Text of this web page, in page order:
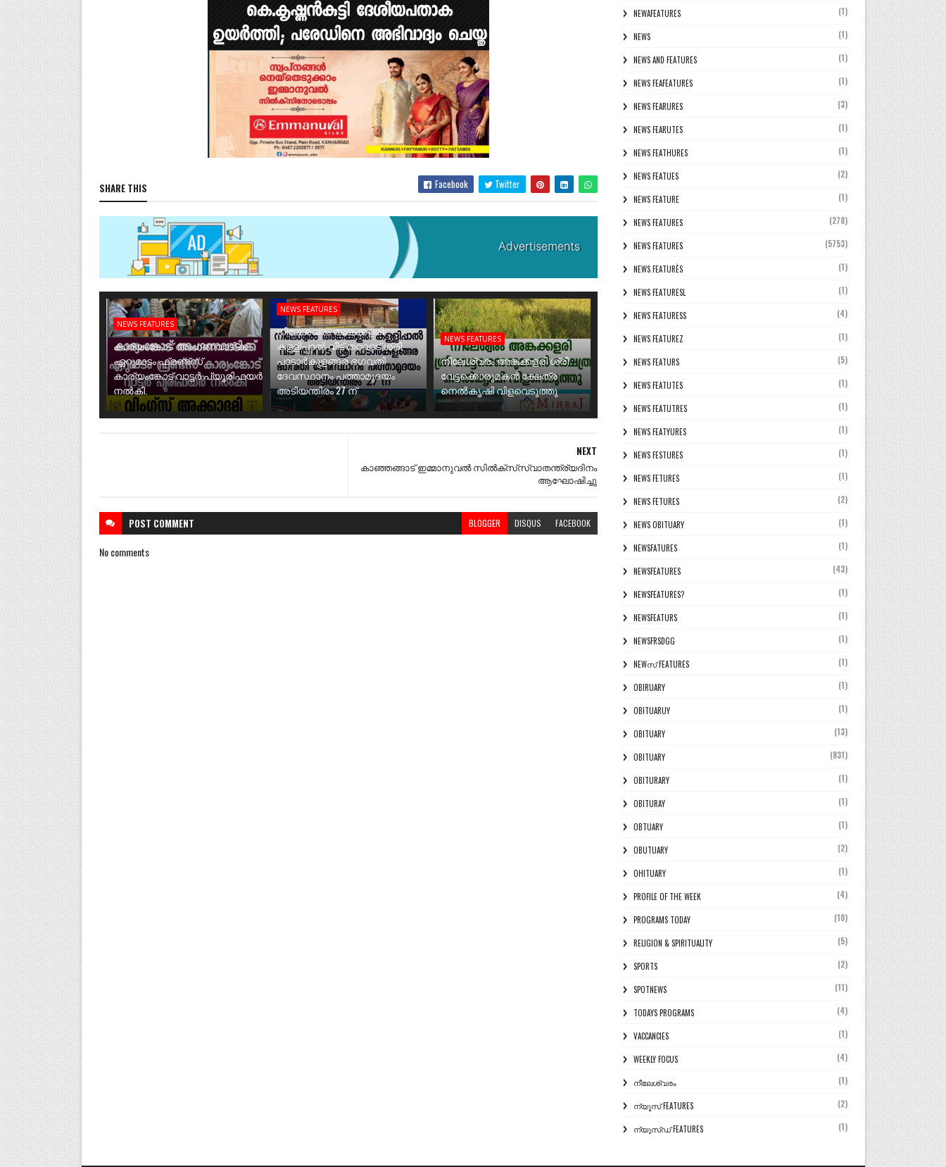
SHARE THIS Facebook Twitter
NEWS FEATURES
കാര്യംങ്കോട് അംഗണവാടിക്ക്
ഏറുമാടം ഫ്രണ്ട്സ്
കാര്യംങ്കോട് വാട്ടർ പ്യൂരിഫയർ
നൽകി.
NEWS FEATURES
നീലേശ്വരം അങ്കക്കളരി
കള്ളിപ്പാൽ വീട് തറവാട് ശ്രീ
പാടാർകുളങ്ങര ഭഗവതി
ദേവസ്ഥാനം പത്താമുദയം
അടിയന്തിരം 27 ന്
NEWS FEATURES
നീലേശ്വരം അങ്കക്കളരി ശ്രീ
വേട്ടക്കൊരുമകൻ ക്ഷേത്ര
നെൽകൃഷി വിളവെടുത്തു
NEXT
കാഞ്ഞങ്ങാട്‌ ഇമ്മാനുവല്‍ സില്‍ക്‌സ്‌സ്വാതന്ത്ര്യദിനം
ആഘോഷിച്ചു
POST COMMENT BLOGGER DISQUS FACEBOOK
No comments
NEWAFEATURES (1)
NEWS (1)
NEWS AND FEATURES (1)
NEWS FEAFEATURES (1)
NEWS FEARURES (3)
NEWS FEARUTES (1)
NEWS FEATHURES (1)
NEWS FEATUES (2)
NEWS FEATURE (1)
NEWS FEATURES (278)
NEWS FEATURES (5753)
NEWS FEATURÈS (1)
NEWS FEATURESL (1)
NEWS FEATURESS (4)
NEWS FEATUREZ (1)
NEWS FEATURS (5)
NEWS FEATUTES (1)
NEWS FEATUTRES (1)
NEWS FEATYURES (1)
NEWS FESTURES (1)
NEWS FETURES (1)
NEWS FETURES (2)
NEWS OBITUARY (1)
NEWSFATURES (1)
NEWSFEATURES (43)
NEWSFEATURES? (1)
NEWSFEATURS (1)
NEWSFRSDGG (1)
NEWസ് FEATURES (1)
OBIRUARY (1)
OBITUARUY (1)
OBITUARY (13)
OBITUARY (831)
OBITURARY (1)
OBITURAY (1)
OBTUARY (1)
OBUTUARY (2)
OHITUARY (1)
PROFILE OF THE WEEK (4)
PROGRAMS TODAY (10)
RELIGION & SPIRITUALITY (5)
SPORTS (2)
SPOTNEWS (11)
TODAYS PROGRAMS (4)
VACCANCIES (1)
WEEKLY FOCUS (4)
നീലേശ്വരം (1)
ന്യൂസ് FEATURES (2)
ന്യൂസ്ഡ് FEATURES (1)